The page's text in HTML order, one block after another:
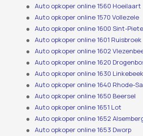
Auto opkoper online 1560 Hoeilaart
Auto opkoper online 1570 Vollezele
Auto opkoper online 1600 Sint-
Auto opkoper online 1601 Ruisbroek
Auto opkoper online 1602
Auto opkoper online 1620
Auto opkoper online 1630 Linkebeek
Auto opkoper online 1640 Rhode-
Auto opkoper online 1650 Beersel
Auto opkoper online 1651 Lot
Auto opkoper online 1652
Auto opkoper online 1653 Dworp